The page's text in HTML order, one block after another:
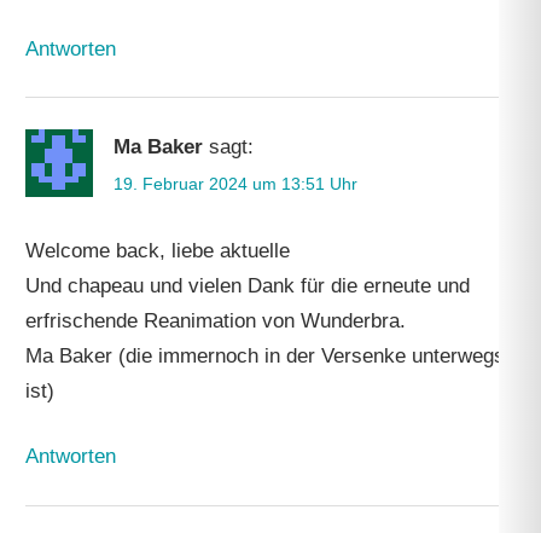
Antworten
Ma Baker sagt:
19. Februar 2024 um 13:51 Uhr
Welcome back, liebe aktuelle
Und chapeau und vielen Dank für die erneute und
erfrischende Reanimation von Wunderbra.
Ma Baker (die immernoch in der Versenke unterwegs
ist)
Antworten